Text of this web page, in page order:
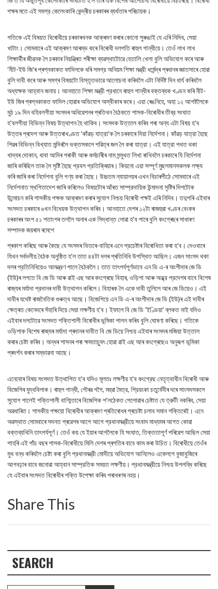
পক্ষৰ মতে এই সমগ্র কেলেংকাৰি কেন্দ্ৰীয় চৰকাৰৰ ব্যৰ্থতাৰ পৰিচায়ক।
গতিকে এই বিষয়ত বিৰোধীয়ে চৰকাৰখনক আক্ৰমণ কৰাৰ কোনো সুৰুঙাই যে এৰি নিদিব, সেয়া
খাটাং। সোমবাৰে এই আক্ৰমণ আৰম্ভ কৰে বিৰোধী দলপতি ৰাহুল গান্ধীয়ে। তেওঁ লাখ লাখ
শিক্ষার্থীৰ জীৱনক লৈ চৰকাৰ নিয়ন্ত্ৰিত পৰীক্ষা ব্যৱস্থাটোৱে হেতালি খেলা বুলি অভিযোগ কৰে আৰু
'নীট-ইউ জি'ৰ প্ৰশ্নকাকত ফাদিলকে ধৰি সমগ্র অনিয়ম শিক্ষা মন্ত্রী ধর্মেন্দ্ৰ প্ৰধানৰ জ্ঞাতসাৰে হোৱা
বুলি দাবী কৰে আৰু সমগ্ৰ বিষয়টো বিস্তৃতভাৱে আলোচনা কৰিবলৈ এটা নির্দিষ্ট দিন ধার্য কৰিবলৈ
অধ্যক্ষক আহ্বান জনায়। আনহাতে শিক্ষা মন্ত্রী প্রধানে ৰাহুল গান্ধীৰ বক্তব্যক খণ্ডন কৰি নীট-
ইউ জিৰ প্ৰশ্নকাকত ফাদিল হোৱাৰ অভিযোগ অস্বীকাৰ কৰে। এয়া ৰেঙনিহে, অহা ১২ আগষ্টলৈকে
মুঠ ১৯ দিন বহিবলগীয়া সংসদৰ অধিৱেশনৰ প্ৰতিখন বৈঠকতে শাসক-বিৰোধীৰ তীব্র সংঘাত
হ'বলগীয়া বিভিন্ন বিষয় উত্থাপন হৈ থাকিব। সংসদক উত্তাল কৰিব পৰা অন্য এটা বিষয় হ'ব
উত্তৰ প্ৰদেশ আৰু উত্তৰাখণ্ডত 'কাঁৱড় যাত্রা'ক লৈ চৰকাৰে দিয়া নির্দেশনা। কাঁৱড় যাত্রা হৈছে
শিৱৰ বিভিন্ন বিখ্যাত মন্দিৰলৈ ভক্তসকলে পৱিত্ৰ জল লৈ কৰা যাত্রা। এই যাত্রা পথত থকা
খাদ্যৰ দোকান, ধাবা আদিৰ গৰাকী আৰু কৰ্মচাৰীৰ নাম সন্মুখত লিখা ৰাখিবলৈ চৰকাৰে যি নিৰ্দেশনা
জাৰি কৰিছিল তাক লৈ সৃষ্টি হৈছে প্রবল প্রতিক্ৰিয়াৰ। কিয়নো এয়া সম্পূর্ণ মুছলমানসকলক লক্ষ্য
কৰি জাৰি কৰা নিৰ্দেশনা বুলি গণ্য কৰা হৈছে। উচ্চতম ন্যায়ালয়ৰ এখন বিচাৰপীঠে সোমবাৰে এই
নির্দেশনাত স্থগিতাদেশ জাৰি কৰিলেও বিষয়টোৰ আঁৰত সাম্প্রদায়িক উন্মাদনা সৃষ্টিৰ দিশটোক
উন্মোচন কৰি শাসকীয় পক্ষক আক্ৰমণ কৰাৰ সুযোগ নিশ্চয় বিৰোধী পক্ষই এৰি নিদিব। তদুপৰি এইবাৰ
সংসদত চৰকাৰে ৬খন বিধেয়ক উত্থাপন কৰিব। আনহাতে দেশৰ ১২টা ৰাজহুৱা খণ্ডৰ বেংকৰ
চৰকাৰৰ অংশ ৫১ শতাংশৰ তললৈ অনাৰ এক সিদ্ধান্ত লোৱা হ'ব পাৰে বুলি কংগ্ৰেছৰ সাধাৰণ
সম্পাদক জয়ৰাম ৰমেশে
প্ৰকাশ কৰিছে আৰু কৈছে যে সংসদৰ ভিতৰে-বাহিৰে এনে প্রচেষ্টাৰ বিৰোধিতা কৰা হ'ব। দেওবাৰে
যিখন সর্বদলীয় বৈঠক অনুষ্ঠিত হ'ল তাত ৪৪টা দলৰ প্ৰতিনিধি উপস্থিত আছিল। এজন সাংসদ থকা
দলৰ প্রতিনিধিয়েও আমন্ত্রণ পালে বৈঠকলৈ। তাত তাৎপর্যপূর্ণভাবে এন ডি এ-ৰ অংশীদাৰ জে ডি
(ইউ)ৰ লগতে বি জে ডি আৰু ৱাই এছ আৰ কংগ্ৰেছে বিহাৰ, ওড়িশা আৰু অন্ধ্র প্রদেশৰ বাবে বিশেষ
ৰাজ্যৰ মৰ্যাদা প্রদানৰ দাবী উত্থাপন কৰিলে। বিহাৰক লৈ একে দাবী তুলিলে আৰ জে ডিয়েও। এই
দাবীৰ যথেষ্ট ৰাজনৈতিক গুৰুত্ব আছে। বিজেপিয়ে এন ডি এ-ৰ অংশীদাৰ জে ডি (ইউ)ৰ এই দাবীৰ
ক্ষেত্ৰত কেনেদৰে সঁহাৰি দিয়ে সেয়া লক্ষণীয় হ'ব। ইফালে বি জে ডি 'ইণ্ডিয়া' ব্লকত নাই যদিও
এইবাৰ দলটোৱে সংসদত শক্তিশালী বিৰোধীৰ ভূমিকা পালন কৰিব বুলি ঘোষণা কৰিছে। গতিকে
ওড়িশাক বিশেষ ৰাজ্যৰ মৰ্যাদা প্ৰদানৰ দাবীত বি জে ডিয়ে নিশ্চয় এইবাৰ সংসদৰ মজিয়া উত্তাল
কৰাৰ চেষ্টা কৰিব। অন্ধৰ শাসনৰ পৰা ক্ষমতাচ্যুৎ হোৱা ৱাই এছ আৰ কংগ্ৰেছেও অনুৰূপ ভূমিকা
প্ৰদৰ্শন কৰাৰ সম্ভাৱনা আছে।
এনেবোৰ বিষয় সংসদত উত্থাপিত হ'ব যদিও মূলতঃ লক্ষণীয় হ'ব কংগ্রেছ নেতৃত্বাধীন বিৰোধী আৰু
বিজেপিৰ যুদ্ধবিলাক। ৰাহুল গান্ধী, গৌৰৱ গগৈ, মহুৱা মৈত্র, প্রিয়ংকা চতুর্বেদীৰ দৰে সাংসদসকলে
সুযোগ পালেই শক্তিশালী বাগ্মিতাৰে বিজেপিক শ'লঠেকত পেলোৱাৰ চেষ্টাত যে ত্রুটী নকৰিব, সেয়া
অৱধাৰিত। শাসকীয় পক্ষয়ো বিৰোধীৰ আক্ৰমণ প্ৰতিৰোধৰ প্ৰচেষ্টা চলাব সমান শক্তিৰেই। এনে
অৱস্থাত সোমবাৰে সদনত প্ৰৱেশৰ আগে আগে প্রধানমন্ত্রীয়ে সংবাদ মাধ্যমৰ আগত কোৱা
বক্তব্যখিনি তাৎপর্যপূর্ণ। তেওঁ কয় যে ইয়াৰ আগলৈকে যি সংঘাত, তিক্ততাপূর্ণ পৰিৱেশ আছিল সেয়া
পাহৰি এই পাঁচ বছৰ শাসক-বিৰোধীয়ে মিলি দেশৰ প্ৰগতিৰ বাবে কাম কৰা উচিত। বিৰোধীয়ে তেওঁৰ
মুখ বন্ধ কৰিবলৈ চেষ্টা কৰা বুলি প্রধানমন্ত্রী মোদীয়ে অভিযোগ আনিলেও একেলগে বুজাবুজিৰে
আগবঢ়াৰ বাবে জনোৱা আহ্বান সাম্প্রতিক সময়ত লক্ষণীয়। প্রধানমন্ত্রীয়ে নিশ্চয় উপলব্ধি কৰিছে
যে এইবাৰ সংসদত বিৰোধীৰ শক্তি উপেক্ষা কৰিব পৰাধৰণৰ নহয়।
Share This
SEARCH